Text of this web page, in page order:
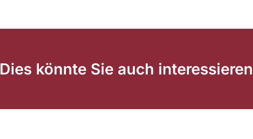
Dies könnte Sie auch interessieren